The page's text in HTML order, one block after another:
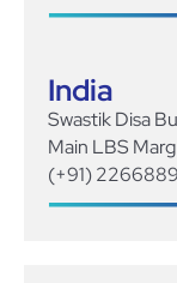
India
Swastik Disa
Main LBS
(+91)